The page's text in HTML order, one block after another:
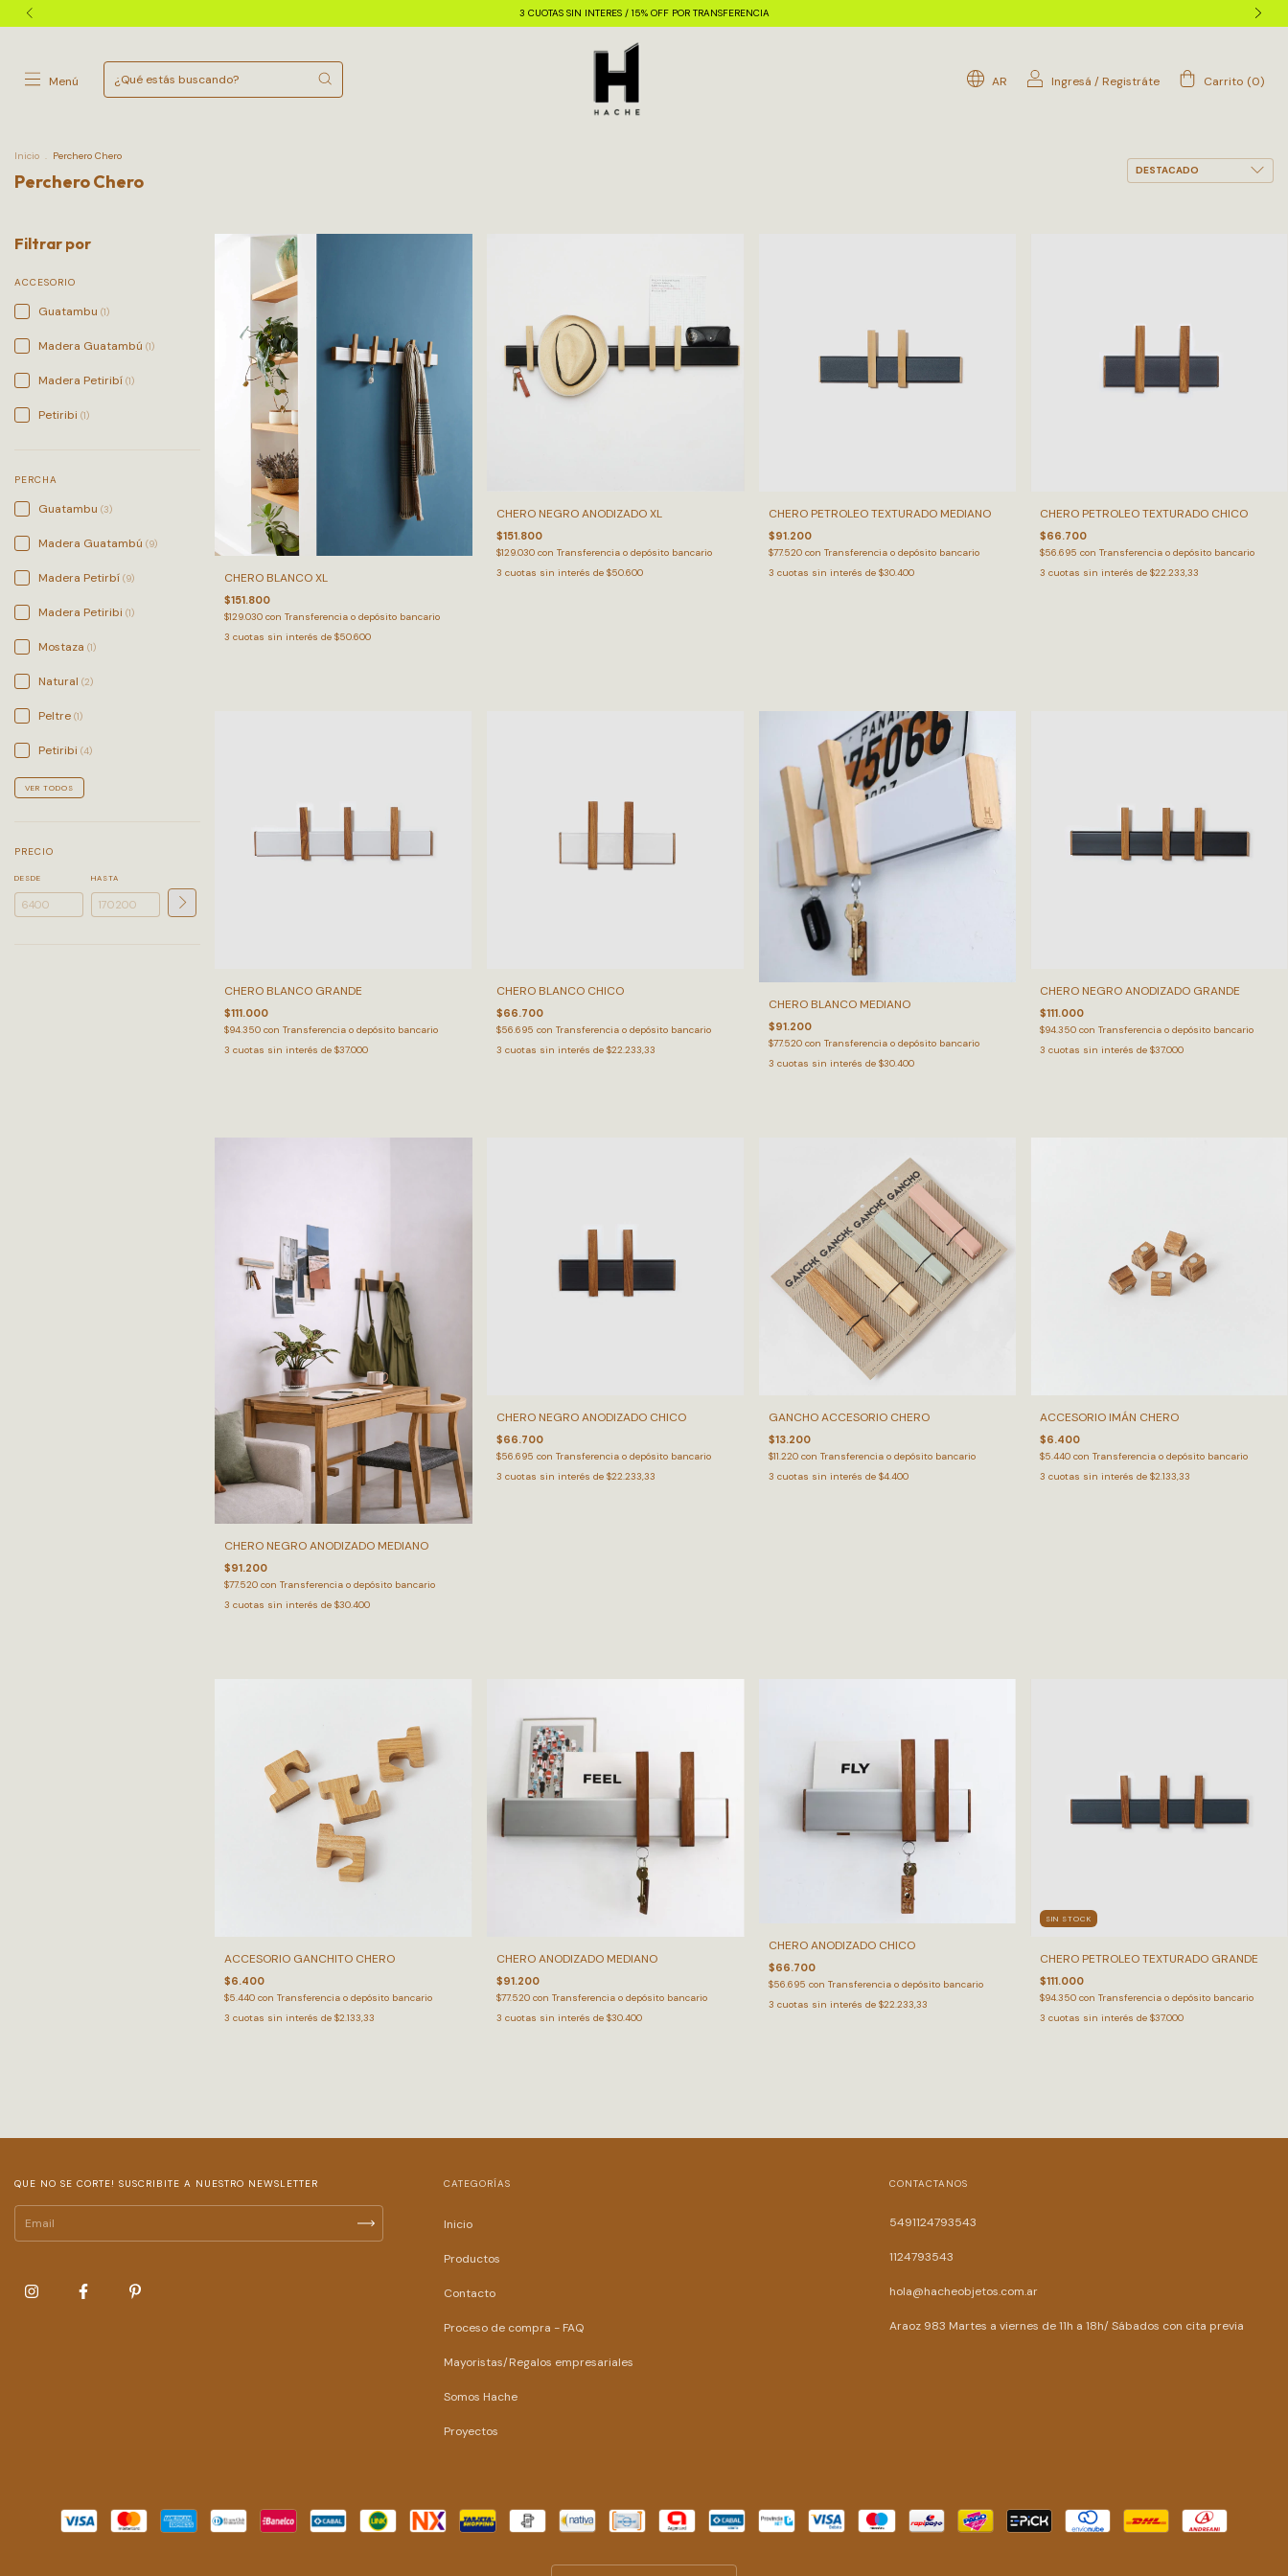
3 CUOTAS SIN INTERES / 15% OFF POR TRANSFERENCIA
Menú AR Ingresá / Registráte Carrito (0)
Inicio . Perchero Chero
Perchero Chero
Filtrar por
ACCESORIO
Guatambu (1)
Madera Guatambú (1)
Madera Petiribí (1)
Petiribi (1)
PERCHA
Guatambu (3)
Madera Guatambú (9)
Madera Petirbí (9)
Madera Petiribi (1)
Mostaza (1)
Natural (2)
Peltre (1)
Petiribi (4)
VER TODOS
PRECIO
DESDE HASTA
CHERO BLANCO XL
$151.800
$129.030 con Transferencia o depósito bancario
3 cuotas sin interés de $50.600
CHERO NEGRO ANODIZADO XL
$151.800
$129.030 con Transferencia o depósito bancario
3 cuotas sin interés de $50.600
CHERO PETROLEO TEXTURADO MEDIANO
$91.200
$77.520 con Transferencia o depósito bancario
3 cuotas sin interés de $30.400
CHERO PETROLEO TEXTURADO CHICO
$66.700
$56.695con Transferencia o depósito bancario
3 cuotas sin interés de$22.233,33
CHERO BLANCO GRANDE
$111.000
$94.350 con Transferencia o depósito bancario
3 cuotas sin interés de $37.000
CHERO BLANCO CHICO
$66.700
$56.695 con Transferencia o depósito bancario
3 cuotas sin interés de $22.233,33
CHERO BLANCO MEDIANO
$91.200
$77.520 con Transferencia o depósito bancario
3 cuotas sin interés de $30.400
CHERO NEGRO ANODIZADO GRANDE
$111.000
$94.350con Transferencia o depósito bancario
3 cuotas sin interés de$37.000
CHERO NEGRO ANODIZADO MEDIANO
$91.200
$77.520 con Transferencia o depósito bancario
3 cuotas sin interés de $30.400
CHERO NEGRO ANODIZADO CHICO
$66.700
$56.695 con Transferencia o depósito bancario
3 cuotas sin interés de $22.233,33
GANCHO ACCESORIO CHERO
$13.200
$11.220 con Transferencia o depósito bancario
3 cuotas sin interés de $4.400
ACCESORIO IMÁN CHERO
$6.400
$5.440con Transferencia o depósito bancario
3 cuotas sin interés de$2.133,33
ACCESORIO GANCHITO CHERO
$6.400
$5.440 con Transferencia o depósito bancario
3 cuotas sin interés de $2.133,33
CHERO ANODIZADO MEDIANO
$91.200
$77.520 con Transferencia o depósito bancario
3 cuotas sin interés de $30.400
CHERO ANODIZADO CHICO
$66.700
$56.695 con Transferencia o depósito bancario
3 cuotas sin interés de $22.233,33
SIN STOCK
CHERO PETROLEO TEXTURADO GRANDE
$111.000
$94.350con Transferencia o depósito bancario
3 cuotas sin interés de$37.000
QUE NO SE CORTE! SUSCRIBITE A NUESTRO NEWSLETTER CATEGORÍAS
Inicio
Productos
Contacto
Proceso de compra - FAQ
Mayoristas/Regalos empresariales
Somos Hache
Proyectos
CONTACTANOS
5491124793543
1124793543
hola@hacheobjetos.com.ar
Araoz 983 Martes a viernes de 11h a 18h/ Sábados con cita previa